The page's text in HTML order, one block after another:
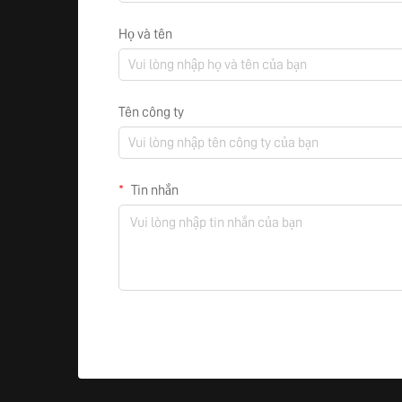
Họ và tên
Tên công ty
Tin nhắn